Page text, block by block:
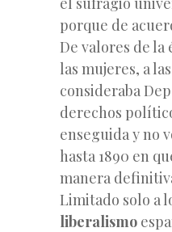
porque de
De valores de la
las mujeres, a
consideraba
derechos
enseguida y no
hasta 1890 en
manera
Limitado solo a
liberalismo